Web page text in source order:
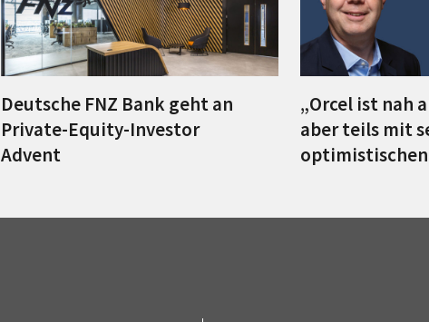
Deutsche FNZ Bank geht an
Private-Equity-Investor
Advent
„Orcel ist nah
aber teils mit
optimistischen